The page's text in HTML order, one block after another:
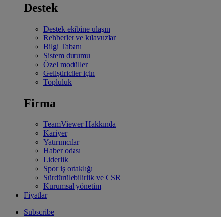
Destek
Destek ekibine ulaşın
Rehberler ve kılavuzlar
Bilgi Tabanı
Sistem durumu
Özel modüller
Geliştiriciler için
Topluluk
Firma
TeamViewer Hakkında
Kariyer
Yatırımcılar
Haber odası
Liderlik
Spor iş ortaklığı
Sürdürülebilirlik ve CSR
Kurumsal yönetim
Fiyatlar
Subscribe